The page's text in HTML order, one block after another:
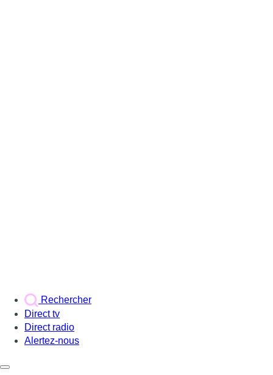
Rechercher
Direct tv
Direct radio
Alertez-nous